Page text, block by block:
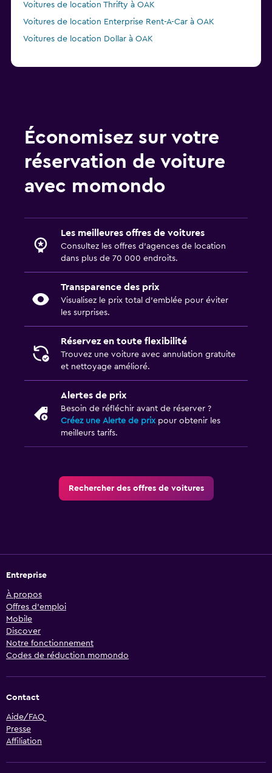
Voitures de location Thrifty à OAK
Voitures de location Enterprise Rent-A-Car à OAK
Voitures de location Dollar à OAK
Économisez sur votre
réservation de voiture
avec momondo
Les meilleures offres de voitures
Consultez les offres d’agences de location
dans plus de 70 000 endroits.
Transparence des prix
Visualisez le prix total d’emblée pour éviter
les surprises.
Réservez en toute flexibilité
Trouvez une voiture avec annulation gratuite
et nettoyage amélioré.
Alertes de prix
Besoin de réfléchir avant de réserver ?
Créez une Alerte de prixpour obtenir les
meilleurs tarifs.
Rechercher des offres de voitures
Entreprise
À propos
Offres d’emploi
Mobile
Discover
Notre fonctionnement
Codes de réduction momondo
Contact
Aide/FAQ
Presse
Affiliation